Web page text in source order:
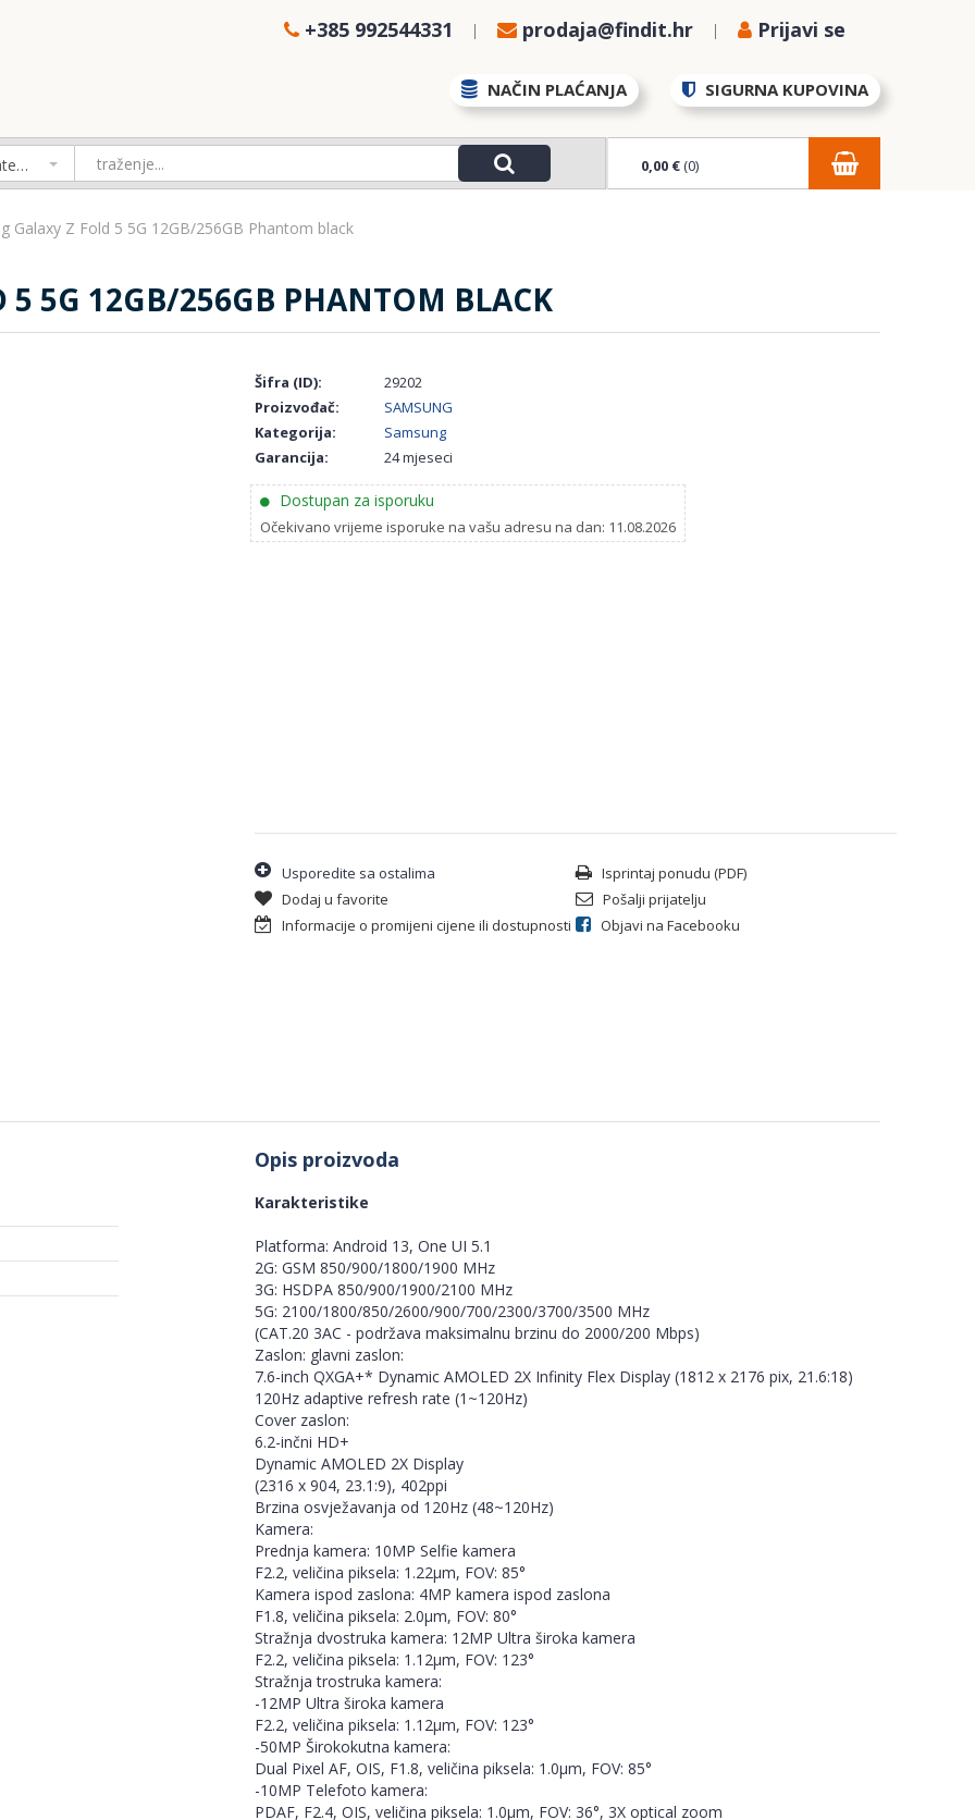
+385 992544331 prodaja@findit.hr Prijavi se
NAČIN PLAĆANJA SIGURNA KUPOVINA
Izaberi kategoriju 0,00 €(0)
Galaxy Z Fold 5 5G 12GB/256GB Phantom black
5 5G 12GB/256GB PHANTOM BLACK
Šifra (ID):
29202
Proizvođač:
SAMSUNG
Kategorija:
Samsung
Garancija:
24 mjeseci
Dostupan za isporuku
Očekivano vrijeme isporuke na vašu adresu na dan: 11.08.2026
Usporedite sa ostalima
Isprintaj ponudu (PDF)
Dodaj u favorite
Pošalji prijatelju
Informacije o promijeni cijene ili dostupnosti
Objavi na Facebooku
Opis proizvoda
Karakteristike
Platforma: Android 13, One UI 5.1
2G: GSM 850/900/1800/1900 MHz
3G: HSDPA 850/900/1900/2100 MHz
5G: 2100/1800/850/2600/900/700/2300/3700/3500 MHz
(CAT.20 3AC - podržava maksimalnu brzinu do 2000/200 Mbps)
Zaslon: glavni zaslon:
7.6-inch QXGA+* Dynamic AMOLED 2X Infinity Flex Display (1812 x 2176 pix, 21.6:18)
120Hz adaptive refresh rate (1~120Hz)
Cover zaslon:
6.2-inčni HD+
Dynamic AMOLED 2X Display
(2316 x 904, 23.1:9), 402ppi
Brzina osvježavanja od 120Hz (48~120Hz)
Kamera:
Prednja kamera: 10MP Selfie kamera
F2.2, veličina piksela: 1.22µm, FOV: 85°
Kamera ispod zaslona: 4MP kamera ispod zaslona
F1.8, veličina piksela: 2.0µm, FOV: 80°
Stražnja dvostruka kamera: 12MP Ultra široka kamera
F2.2, veličina piksela: 1.12µm, FOV: 123°
Stražnja trostruka kamera:
-12MP Ultra široka kamera
F2.2, veličina piksela: 1.12µm, FOV: 123°
-50MP Širokokutna kamera:
Dual Pixel AF, OIS, F1.8, veličina piksela: 1.0µm, FOV: 85°
-10MP Telefoto kamera:
PDAF, F2.4, OIS, veličina piksela: 1.0µm, FOV: 36°, 3X optical zoom